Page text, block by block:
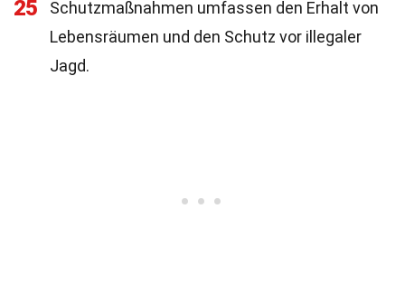
25
Schutzmaßnahmen umfassen den Erhalt von
Lebensräumen und den Schutz vor illegaler
Jagd.